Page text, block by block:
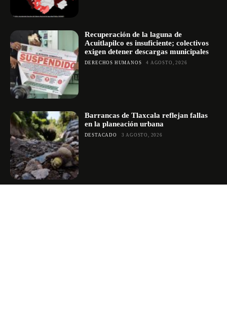
Recuperación de la laguna de
Acuitlapilco es insuficiente; colectivos
exigen detener descargas municipales
DERECHOS HUMANOS 4 AGOSTO, 2026
Barrancas de Tlaxcala reflejan fallas
en la planeación urbana
DESTACADO 3 AGOSTO, 2026